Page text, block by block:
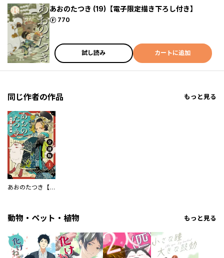
あおのたつき (19)【電子限定描き下ろし付き】
770
ポイント
試し読み カートに追加
同じ作者の作品 もっと見る
あおのたつき【分冊版】
動物・ペット・植物 もっと見る